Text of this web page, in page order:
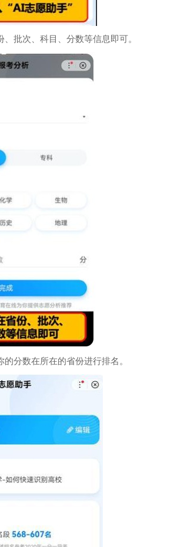
批次、科目、分数等信息即可。
分数在所在的省份进行排名。